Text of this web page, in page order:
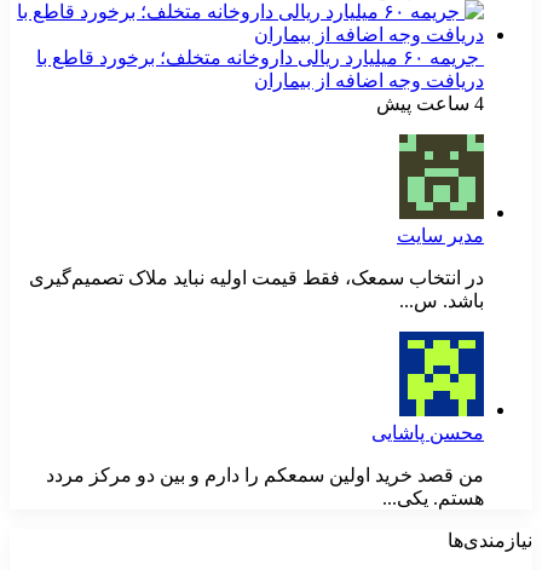
جریمه ۶۰ میلیارد ریالی داروخانه متخلف؛ برخورد قاطع با
دریافت وجه اضافه از بیماران
4 ساعت پیش
مدیر سایت
در انتخاب سمعک، فقط قیمت اولیه نباید ملاک تصمیم‌گیری
باشد. س...
محسن پاشایی
من قصد خرید اولین سمعکم را دارم و بین دو مرکز مردد
هستم. یکی...
نیازمندی‌ها